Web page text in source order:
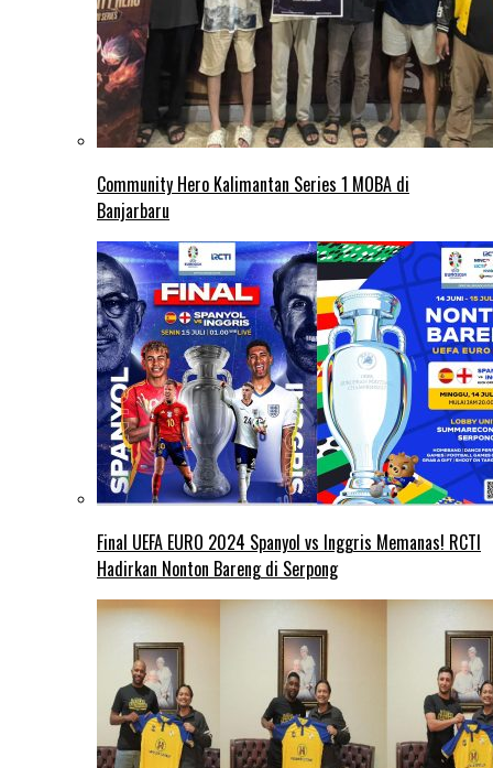
Community Hero Kalimantan Series 1 MOBA di
Banjarbaru
Final UEFA EURO 2024 Spanyol vs Inggris Memanas! RCTI
Hadirkan Nonton Bareng di Serpong